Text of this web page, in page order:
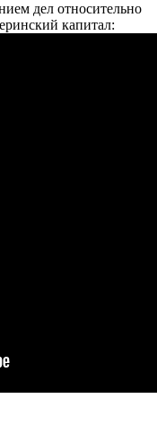
дел относительно
капитал: